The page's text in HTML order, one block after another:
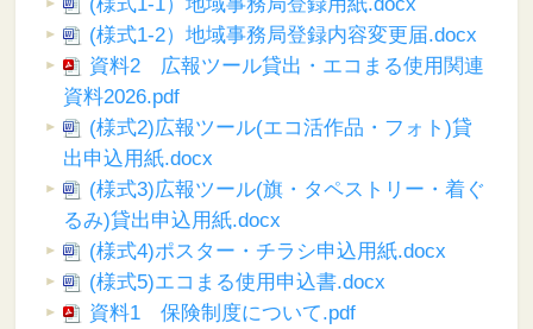
(様式1-2）地域事務局登録内容変更届.docx
資料2 広報ツール貸出・エコまる使用関連
資料2026.pdf
(様式2)広報ツール(エコ活作品・フォト)貸
出申込用紙.docx
(様式3)広報ツール(旗・タペストリー・着ぐ
るみ)貸出申込用紙.docx
(様式4)ポスター・チラシ申込用紙.docx
(様式5)エコまる使用申込書.docx
資料1 保険制度について.pdf